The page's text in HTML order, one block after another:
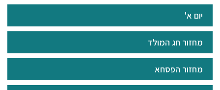
יום א'
מחזור חג המולד
מחזור הפסחא